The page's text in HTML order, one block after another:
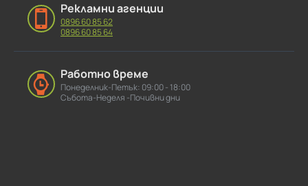
Рекламни агенции
0896 60 85 62
0896 60 85 64
Работно време
Понеделник-Петък: 09:00 - 18:00
Събота-Неделя -Почивни дни